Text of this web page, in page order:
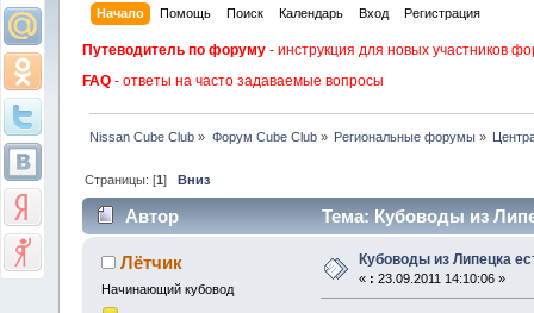
Начало Помощь Поиск Календарь Вход Регистрация
Путеводитель по форуму - инструкция для новых участников
FAQ - ответы на часто задаваемые вопросы
Nissan Cube Club » Форум Cube Club» Региональные форумы»
Страницы: [1]Вниз
Автор Тема: Кубоводы из
Лётчик
Начинающий кубовод
Кубоводы из Липецка
« : 23.09.2011 14:10:06 »